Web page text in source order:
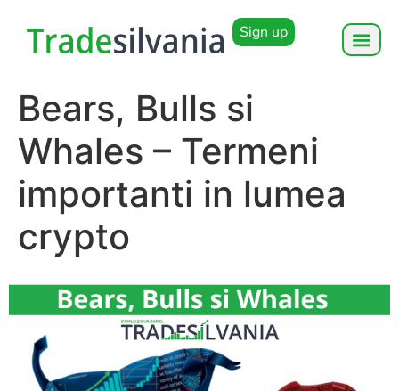
Sign up
Bears, Bulls si
Whales – Termeni
importanti in lumea
crypto